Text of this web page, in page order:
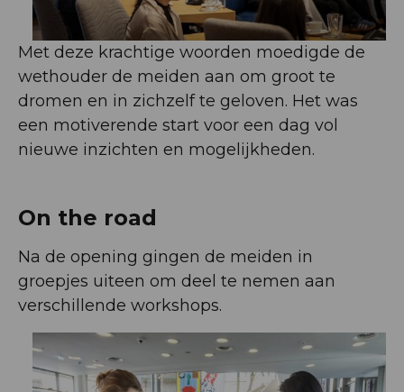
Met deze krachtige woorden moedigde de
wethouder de meiden aan om groot te
dromen en in zichzelf te geloven. Het was
een motiverende start voor een dag vol
nieuwe inzichten en mogelijkheden.
On the road
Na de opening gingen de meiden in
groepjes uiteen om deel te nemen aan
verschillende workshops.